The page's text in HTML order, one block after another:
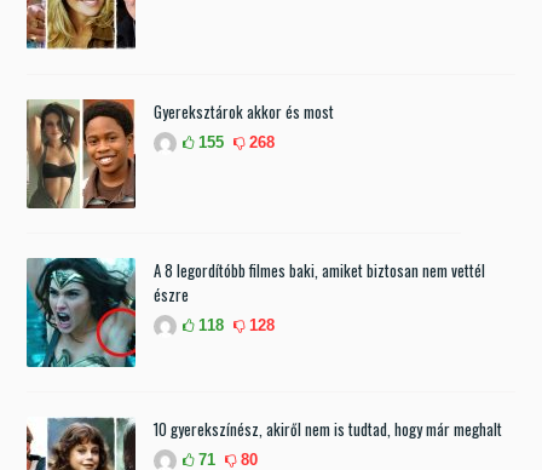
Gyereksztárok akkor és most
155 268
A 8 legordítóbb filmes baki, amiket biztosan nem vettél
észre
118 128
10 gyerekszínész, akiről nem is tudtad, hogy már meghalt
71 80